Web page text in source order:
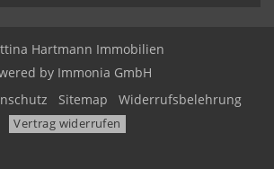
Hartmann Immobilien
by Immonia GmbH
Sitemap Widerrufsbelehrung
Vertrag widerrufen